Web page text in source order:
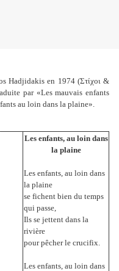
Hadjidakis en 1974 (Στίχοι &
par «Les mauvais enfants
au loin dans la plaine».
Les enfants, au loin dans
la plaine
Les enfants, au loin dans
la plaine
se fichent bien du temps
qui passe,
Ils se jettent dans la
rivière
pour pêcher le crucifix.
Les enfants, au loin dans